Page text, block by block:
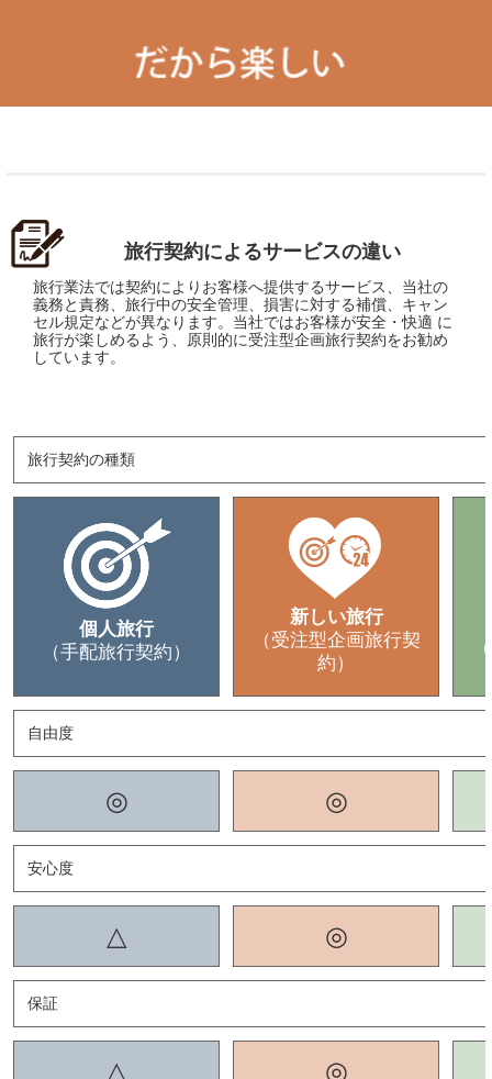
旅行契約によるサービスの違い
旅行業法では契約によりお客様へ提供するサービス、当社の
義務と責務、旅行中の安全管理、損害に対する補償、キャン
セル規定などが異なります。当社ではお客様が安全・快適 に
旅行が楽しめるよう、原則的に受注型企画旅行契約をお勧め
しています。
旅行契約の種類
個人旅行
（手配旅行契約）
新しい旅行
（受注型企画旅行契
約）
自由度
◎ ◎
安心度
△ ◎
保証
△ ◎